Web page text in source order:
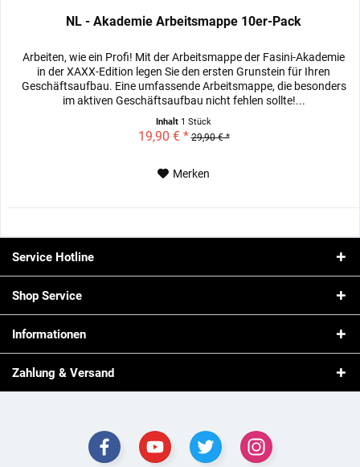
NL - Akademie Arbeitsmappe 10er-Pack
Arbeiten, wie ein Profi! Mit der Arbeitsmappe der Fasini-Akademie
in der XAXX-Edition legen Sie den ersten Grunstein für Ihren
Geschäftsaufbau. Eine umfassende Arbeitsmappe, die besonders
im aktiven Geschäftsaufbau nicht fehlen sollte!...
Inhalt 1 Stück
19,90 € * 29,90 € *
Merken
Service Hotline
Shop Service
Informationen
Zahlung & Versand